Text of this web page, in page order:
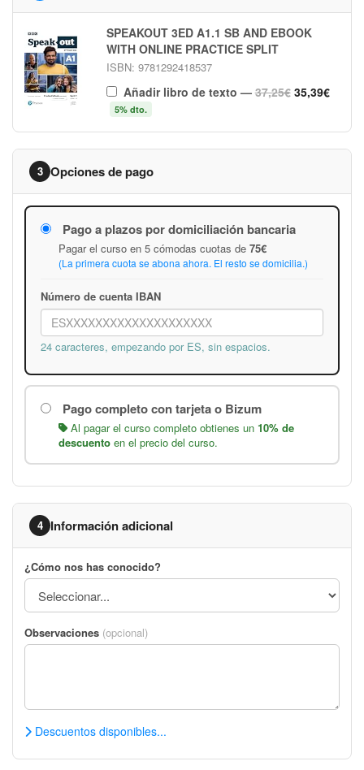
SPEAKOUT 3ED A1.1 SB AND EBOOK
WITH ONLINE PRACTICE SPLIT
ISBN: 9781292418537
Añadir libro de texto —37,25€ 35,39€
5% dto.
3 Opciones de pago
Pago a plazos por domiciliación bancaria
Pagar el curso en 5 cómodas cuotas de 75€
(La primera cuota se abona ahora. El resto se domicilia.)
Número de cuenta IBAN
24 caracteres, empezando por ES, sin espacios.
Pago completo con tarjeta o Bizum
Al pagar el curso completo obtienes un 10% de
descuento en el precio del curso.
4 Información adicional
¿Cómo nos has conocido?
Observaciones (opcional)
Descuentos disponibles...